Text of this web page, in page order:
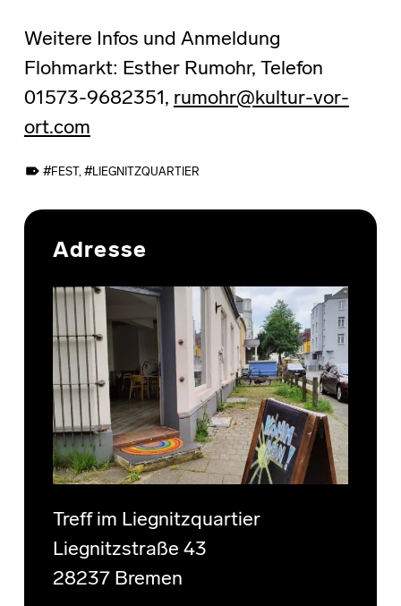
Weitere Infos und Anmeldung
Flohmarkt: Esther Rumohr, Telefon
01573-9682351, rumohr@kultur-vor-
ort.com
FEST , LIEGNITZQUARTIER
Skip back to main navigation
Adresse
Treff im Liegnitzquartier
Liegnitzstraße 43
28237 Bremen